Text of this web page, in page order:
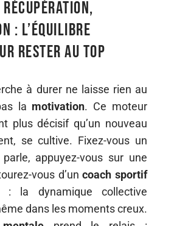
: l’équilibre
rester au top
à durer ne laisse rien au
la motivation. Ce moteur
plus décisif qu’un nouveau
se cultive. Fixez-vous un
appuyez-vous sur une
vous d’uncoach sportif
: la dynamique collective
dans les moments creux.